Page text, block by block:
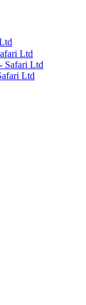
Ltd
Safari Ltd
Ltd